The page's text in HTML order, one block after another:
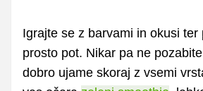
Igrajte se z barvami in okusi ter
prosto pot. Nikar pa ne
dobro ujame skoraj z vsemi